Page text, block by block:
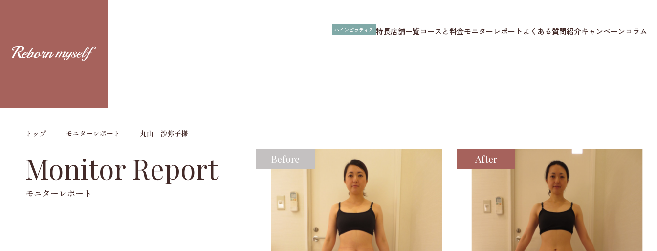
ハインピラティス 特長店舗一覧コースと料金モニターレポート よくある質問紹介キャンペーン コラム
トップ モニターレポート 丸山 沙弥子様
Monitor Report
モニターレポート
Before After